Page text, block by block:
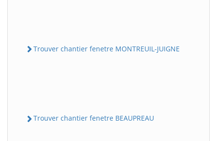
Trouver chantier fenetre MONTREUIL-JUIGNE
Trouver chantier fenetre BEAUPREAU